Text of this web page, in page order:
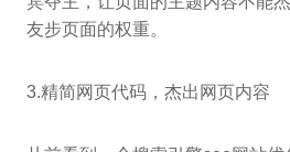
友步页面的权重。
3.精简网页代码，杰出网页内容